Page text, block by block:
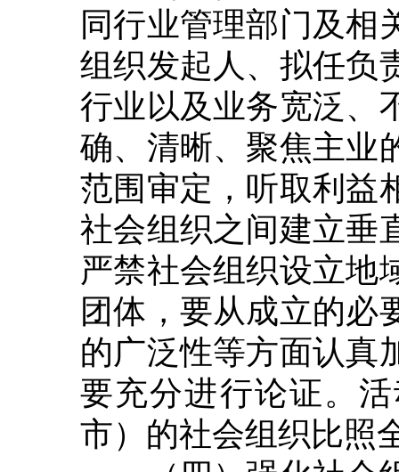
同行业管理部门及相
组织发起人、拟任负
行业以及业务宽泛、
确、清晰、聚焦主业
范围审定，听取利益
社会组织之间建立垂
严禁社会组织设立地
团体，要从成立的必
的广泛性等方面认真
要充分进行论证。
市）的社会组织比照